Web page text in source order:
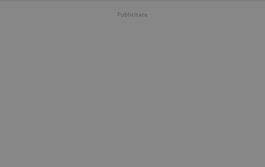
Publicitate